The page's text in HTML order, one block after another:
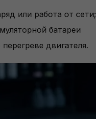
или работа от сети;
батареи
двигателя.